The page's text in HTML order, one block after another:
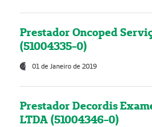
Prestador Oncoped
(51004335-0)
01 de Janeiro de 2019
Prestador Decordis
LTDA (51004346-0)